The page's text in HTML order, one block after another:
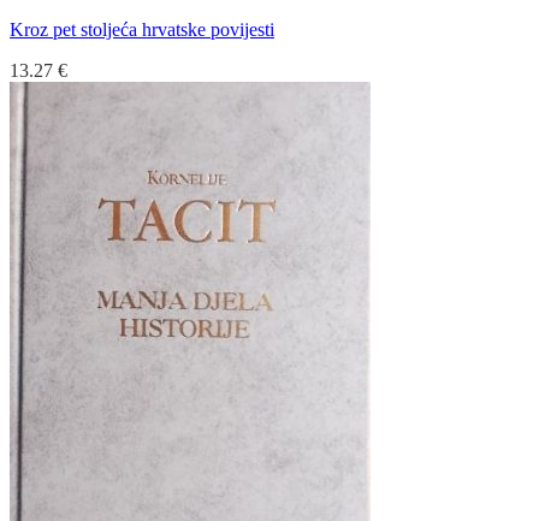
Kroz pet stoljeća hrvatske povijesti
13.27 €